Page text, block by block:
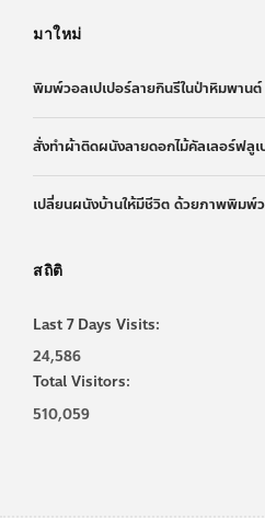
มาใหม่
พิมพ์วอลเปเปอร์ลายกินรีในป่าหิมพานต์
สั่งทำผ้าติดผนังลายดอกไม้คัลเลอร์ฟลู
เปลี่ยนผนังบ้านให้มีชีวิต ด้วยภาพพิมพ์
สถิติ
Last 7 Days Visits:
24,586
Total Visitors:
510,059